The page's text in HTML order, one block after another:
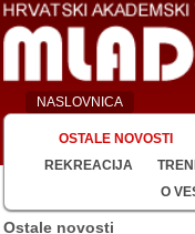
NASLOVNICA
OSTALE NOVOSTI
REKREACIJA
O
Ostale novosti